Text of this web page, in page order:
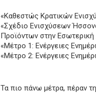
«Καθεστώς Κρατικών
«Σχέδιο Ενισχύσεων
Προϊόντων στην Εσωτερική
«Μέτρο 1: Ενέργειες
«Μέτρο 2: Ενέργειες
Τα πιο πάνω μέτρα, πέραν